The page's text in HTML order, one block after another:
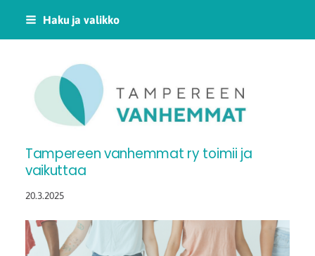
Siirry
Haku ja valikko
Tampereen
Tampereen vanhemmat ry toimii ja
vaikuttaa
20.3.2025